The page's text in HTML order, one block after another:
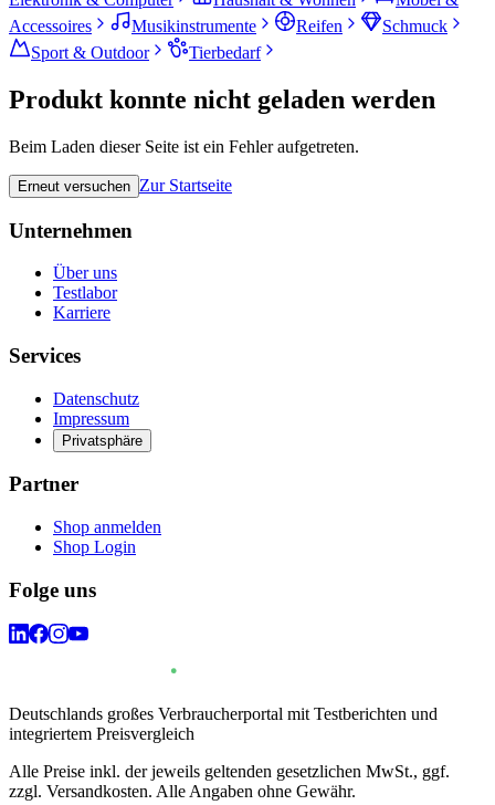
Accessoires
Musikinstrumente Reifen
Schmuck
Sport & Outdoor
Tierbedarf
Produkt konnte nicht geladen werden
Beim Laden dieser Seite ist ein Fehler aufgetreten.
Erneut versuchen Zur Startseite
Unternehmen
Über uns
Testlabor
Karriere
Services
Datenschutz
Impressum
Privatsphäre
Partner
Shop anmelden
Shop Login
Folge uns
Deutschlands großes Verbraucherportal mit Testberichten und
integriertem Preisvergleich
Alle Preise inkl. der jeweils geltenden gesetzlichen MwSt., ggf.
zzgl. Versandkosten. Alle Angaben ohne Gewähr.